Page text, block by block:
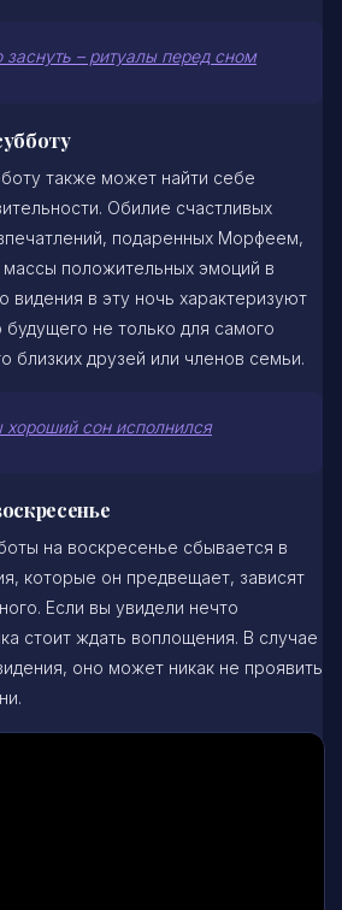
– ритуалы перед сном
также может найти себе
Обилие счастливых
подаренных Морфеем,
массы положительных эмоций в
видения в эту ночь характеризуют
не только для самого
близких друзей или членов семьи.
хороший сон исполнился
на воскресенье сбывается в
которые он предвещает, зависят
Если вы увидели нечто
стоит ждать воплощения. В случае
оно может никак не проявить